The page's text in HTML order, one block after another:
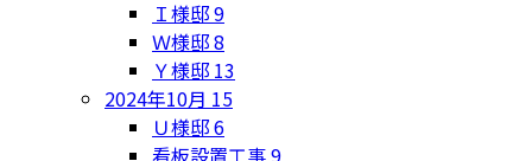
Ｉ様邸9
Ｗ様邸8
Ｙ様邸 13
2024年10月 15
Ｕ様邸6